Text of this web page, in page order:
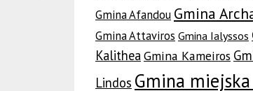
Gmina Afandou Gmina
Gmina Attaviros Gmina Ialyssos
KalitheaGmina Kameiros
Lindos Gmina miejska